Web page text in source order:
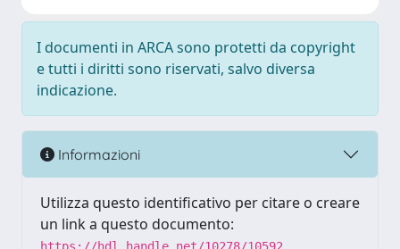
I documenti in ARCA sono protetti da copyright
e tutti i diritti sono riservati, salvo diversa
indicazione.
Informazioni
Utilizza questo identificativo per citare o creare
un link a questo documento: